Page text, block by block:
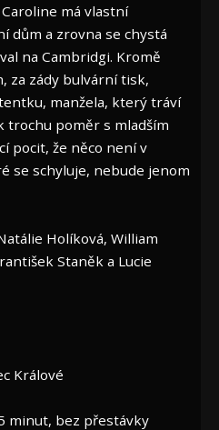
má vlastní
dům a zrovna se chystá
na Cambridgi. Kromě
za zády bulvární tisk,
manžela, který tráví
trochu poměr s mladším
pocit, že něco není v
se schyluje, nebude jenom
Holíková, William
Staněk a Lucie
Králové
minut, bez přestávky